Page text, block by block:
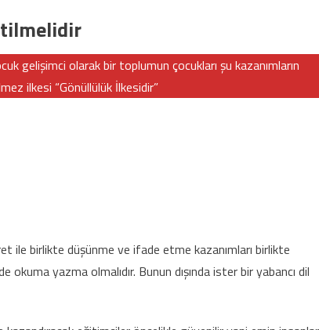
gelişimci olarak bir toplumun çocukları şu kazanımların
ilkesi “Gönüllülük İlkesidir”
ile birlikte düşünme ve ifade etme kazanımları birlikte
yazma olmalıdır. Bunun dışında ister bir yabancı dil